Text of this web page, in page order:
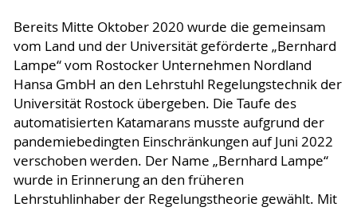
Bereits Mitte Oktober 2020 wurde die gemeinsam
vom Land und der Universität geförderte „Bernhard
Lampe“ vom Rostocker Unternehmen Nordland
Hansa GmbH an den Lehrstuhl Regelungstechnik der
Universität Rostock übergeben. Die Taufe des
automatisierten Katamarans musste aufgrund der
pandemiebedingten Einschränkungen auf Juni 2022
verschoben werden. Der Name „Bernhard Lampe“
wurde in Erinnerung an den früheren
Lehrstuhlinhaber der Regelungstheorie gewählt. Mit